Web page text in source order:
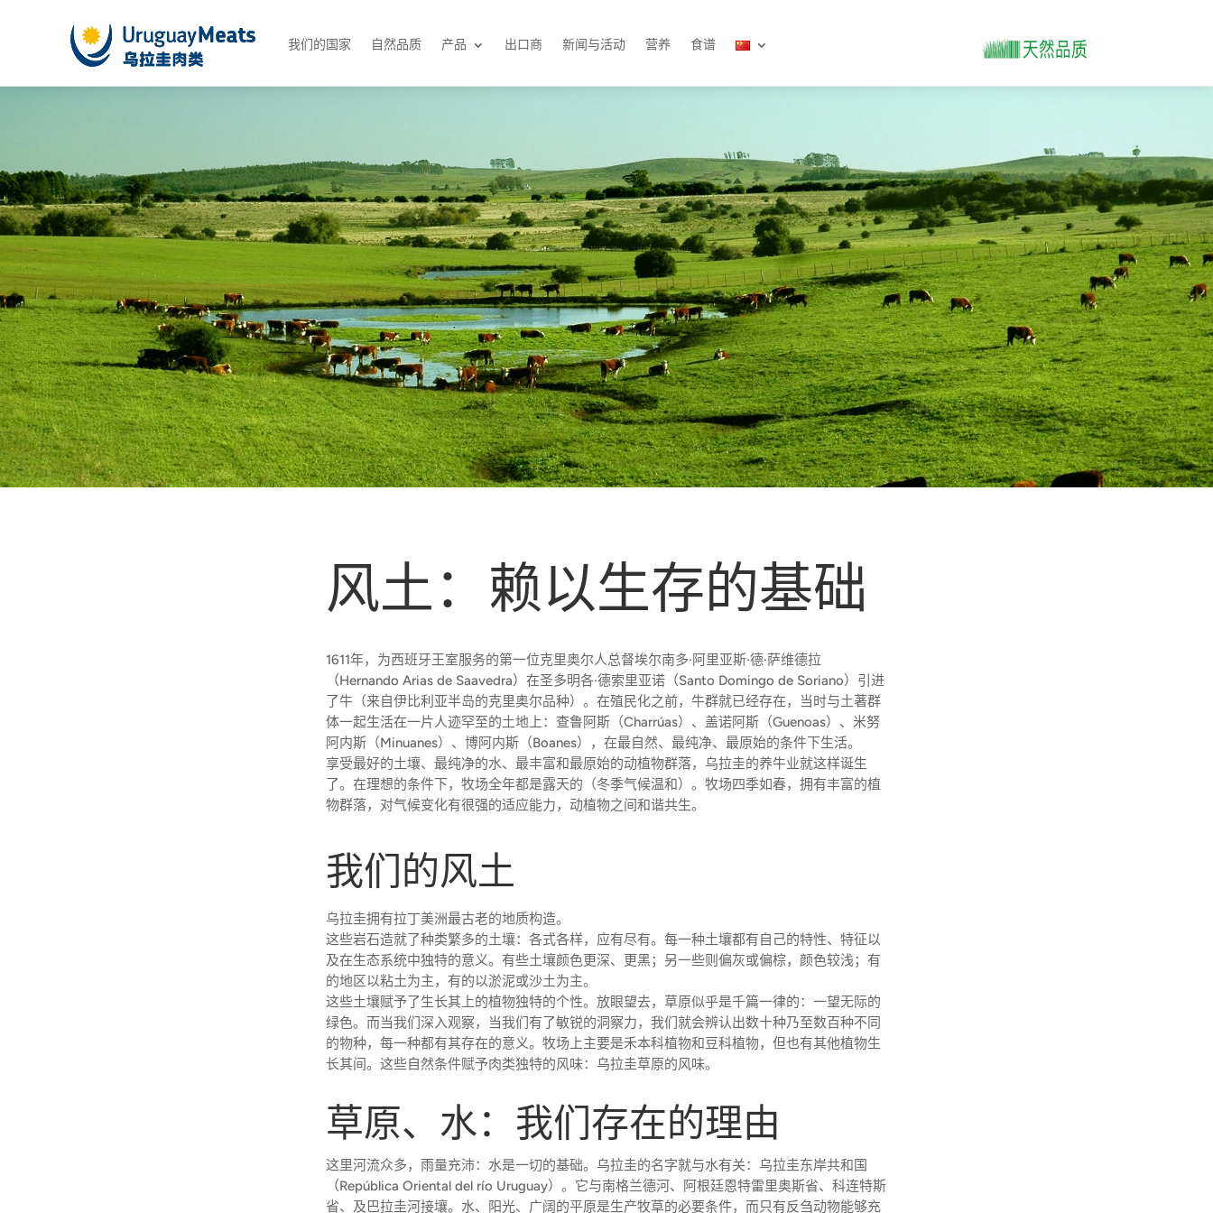
我们的国家 自然品质 产品 出口商 新闻与活动 营养 食谱
风土：赖以生存的基础
1611年，为西班牙王室服务的第一位克里奥尔人总督埃尔南多·阿里亚斯·德·萨维德拉
（Hernando Arias de Saavedra）在圣多明各·德索里亚诺（Santo Domingo de Soriano）引进
了牛（来自伊比利亚半岛的克里奥尔品种）。在殖民化之前，牛群就已经存在，当时与土著群
体一起生活在一片人迹罕至的土地上：查鲁阿斯（Charrúas）、盖诺阿斯（Guenoas）、米努
阿内斯（Minuanes）、博阿内斯（Boanes），在最自然、最纯净、最原始的条件下生活。
享受最好的土壤、最纯净的水、最丰富和最原始的动植物群落，乌拉圭的养牛业就这样诞生
了。在理想的条件下，牧场全年都是露天的（冬季气候温和）。牧场四季如春，拥有丰富的植
物群落，对气候变化有很强的适应能力，动植物之间和谐共生。
我们的风土
乌拉圭拥有拉丁美洲最古老的地质构造。
这些岩石造就了种类繁多的土壤：各式各样，应有尽有。每一种土壤都有自己的特性、特征以
及在生态系统中独特的意义。有些土壤颜色更深、更黑；另一些则偏灰或偏棕，颜色较浅；有
的地区以粘土为主，有的以淤泥或沙土为主。
这些土壤赋予了生长其上的植物独特的个性。放眼望去，草原似乎是千篇一律的：一望无际的
绿色。而当我们深入观察，当我们有了敏锐的洞察力，我们就会辨认出数十种乃至数百种不同
的物种，每一种都有其存在的意义。牧场上主要是禾本科植物和豆科植物，但也有其他植物生
长其间。这些自然条件赋予肉类独特的风味：乌拉圭草原的风味。
草原、水：我们存在的理由
这里河流众多，雨量充沛：水是一切的基础。乌拉圭的名字就与水有关：乌拉圭东岸共和国
（República Oriental del río Uruguay）。它与南格兰德河、阿根廷恩特雷里奥斯省、科连特斯
省、及巴拉圭河接壤。水、阳光、广阔的平原是生产牧草的必要条件，而只有反刍动物能够充